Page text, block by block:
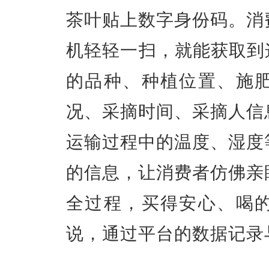
茶叶贴上数字身份码。
机轻轻一扫，就能获取
的品种、种植位置、施
况、采摘时间、采摘人
运输过程中的温度、湿
的信息，让消费者仿佛
全过程，买得安心、喝
说，通过平台的数据记